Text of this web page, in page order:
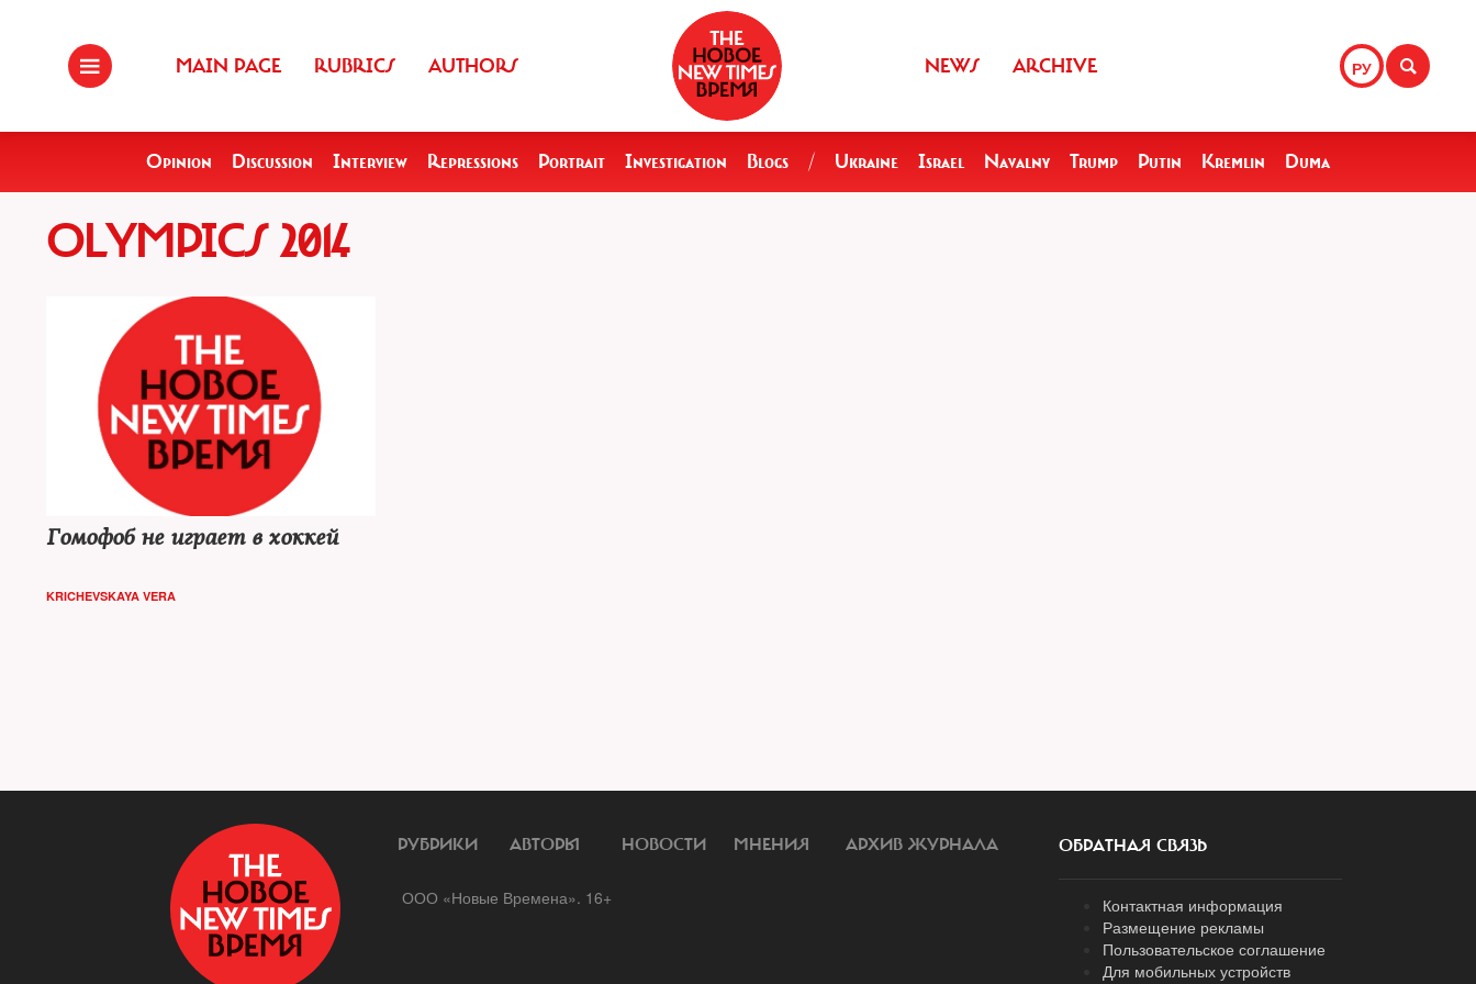
MAIN PAGE RUBRICS AUTHORS РУ
NEWS ARCHIVE
Opinion Discussion Interview Repressions Portrait Investigation Blogs / Ukraine Israel Navalny Trump Putin Kremlin Duma
OLYMPICS 2014
Гомофоб не играет в хоккей
KRICHEVSKAYA VERA
РУБРИКИ АВТОРЫ НОВОСТИ МНЕНИЯ АРХИВ ЖУРНАЛА
ООО «Новые Времена». 16+
ОБРАТНАЯ СВЯЗЬ
Контактная информация
Размещение рекламы
Пользовательское соглашение
Для мобильных устройств